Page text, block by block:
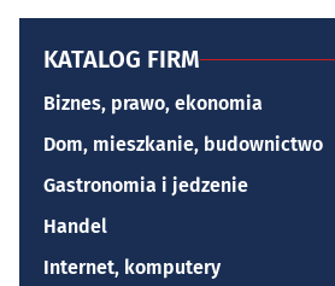
KATALOG FIRM
Biznes, prawo, ekonomia
Dom, mieszkanie, budownictwo
Gastronomia i jedzenie
Handel
Internet, komputery